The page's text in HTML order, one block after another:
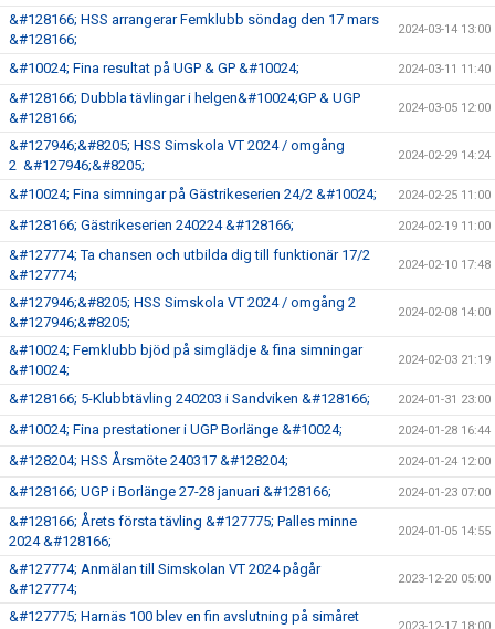
&#128166; HSS arrangerar Femklubb söndag den 17 mars
&#128166;
2024-03-14 13:00
&#10024; Fina resultat på UGP & GP &#10024; 2024-03-11 11:40
&#128166; Dubbla tävlingar i helgen&#10024;GP & UGP
&#128166;
2024-03-05 12:00
&#127946;&#8205; HSS Simskola VT 2024 / omgång
2 &#127946;&#8205;
2024-02-29 14:24
&#10024; Fina simningar på Gästrikeserien 24/2 &#10024; 2024-02-25 11:00
&#128166; Gästrikeserien 240224 &#128166; 2024-02-19 11:00
&#127774; Ta chansen och utbilda dig till funktionär 17/2
&#127774;
2024-02-10 17:48
&#127946;&#8205; HSS Simskola VT 2024 / omgång 2
&#127946;&#8205;
2024-02-08 14:00
&#10024; Femklubb bjöd på simglädje & fina simningar
&#10024;
2024-02-03 21:19
&#128166; 5-Klubbtävling 240203 i Sandviken &#128166; 2024-01-31 23:00
&#10024; Fina prestationer i UGP Borlänge &#10024; 2024-01-28 16:44
&#128204; HSS Årsmöte 240317 &#128204; 2024-01-24 12:00
&#128166; UGP i Borlänge 27-28 januari &#128166; 2024-01-23 07:00
&#128166; Årets första tävling &#127775; Palles minne
2024 &#128166;
2024-01-05 14:55
&#127774; Anmälan till Simskolan VT 2024 pågår
&#127774;
2023-12-20 05:00
&#127775; Harnäs 100 blev en fin avslutning på simåret
2023-12-17 18:00